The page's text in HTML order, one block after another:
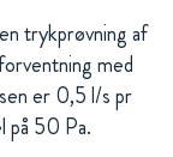
trykprøvning af
med
er 0,5 l/s pr
på 50 Pa.